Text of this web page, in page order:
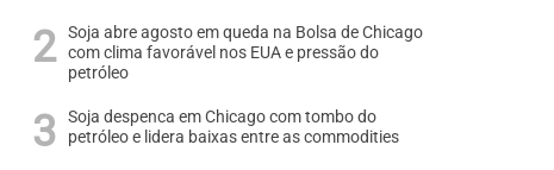
Soja abre agosto em queda na Bolsa de Chicago
com clima favorável nos EUA e pressão do
petróleo
Soja despenca em Chicago com tombo do
petróleo e lidera baixas entre as commodities